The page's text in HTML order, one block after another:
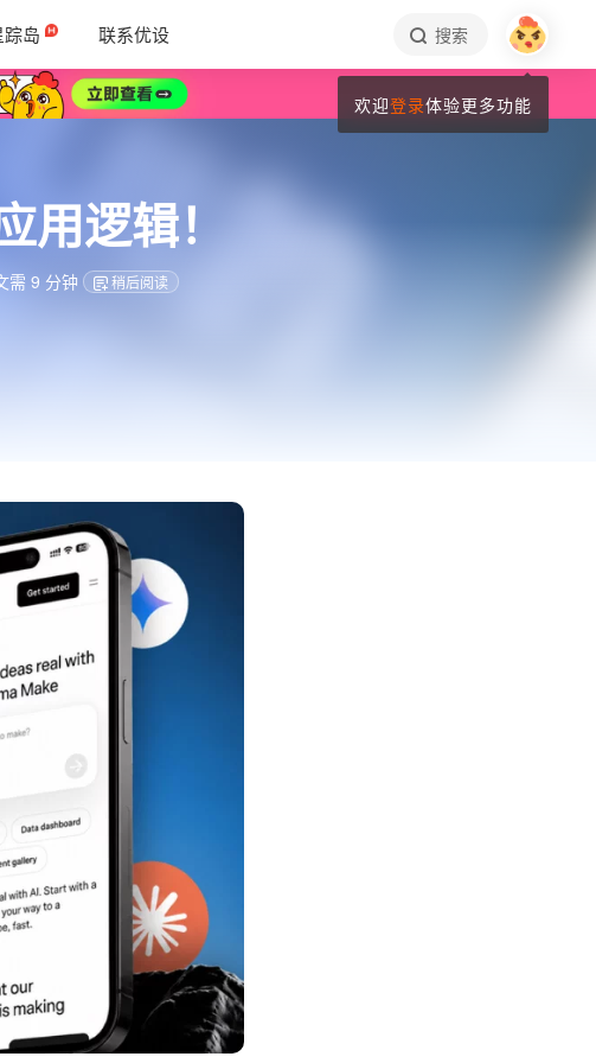
岛 联系优设 搜索
逻辑！
需 9 分钟 稍后阅读
欢迎登录体验更多功能